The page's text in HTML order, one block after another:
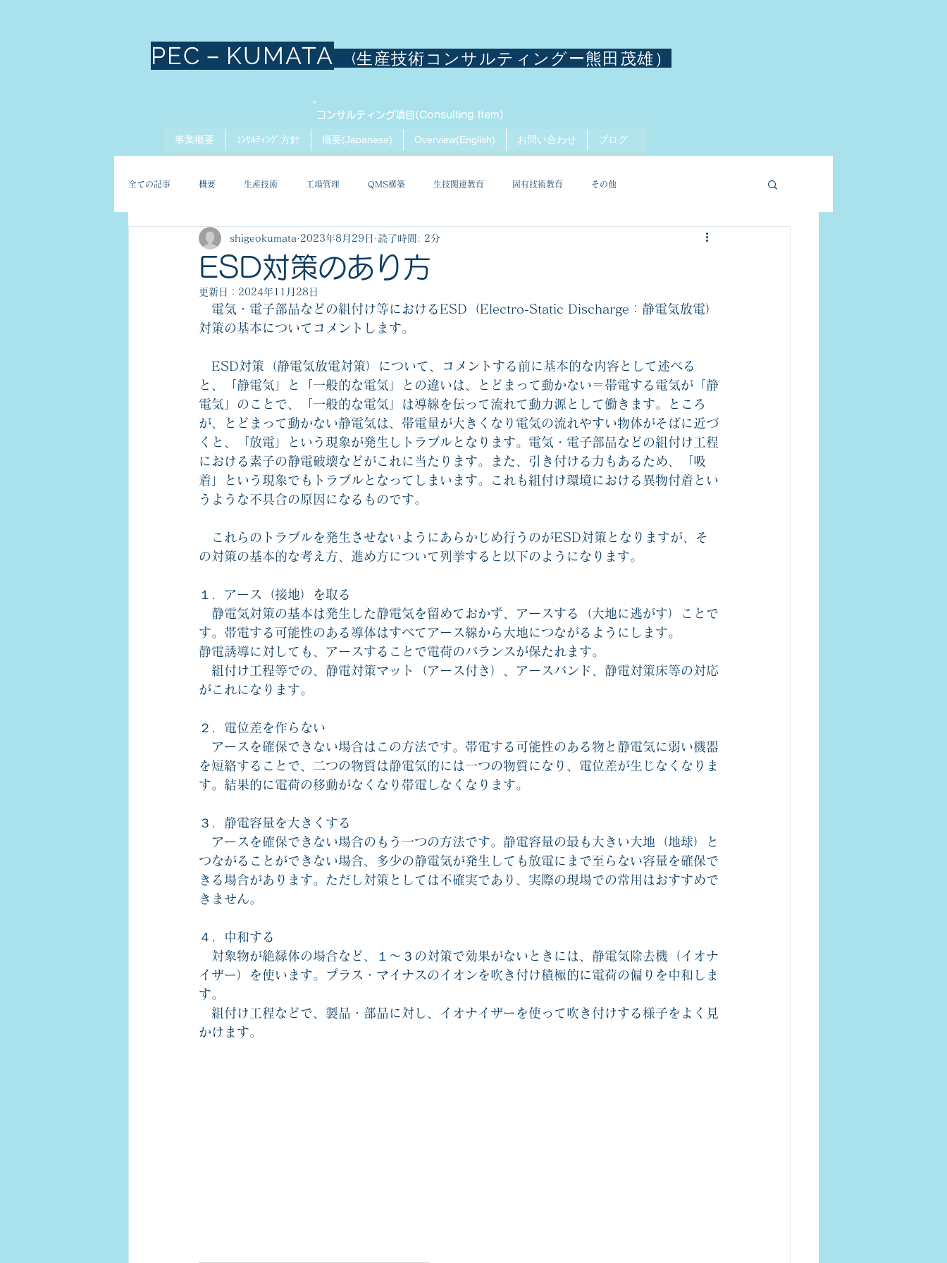
PEC－KUMATA (生産技術コンサルティングー熊田茂雄）
コンサルティング項目(Consulting Item)
事業概要 ｺﾝｻﾙﾃｨﾝｸﾞ方針 概要(Japanese) Overview(English) お問い合わせ ブログ
全ての記事 概要 生産技術 工場管理 QMS構築 生技関連教育 固有技術教育 その他
ESD対策のあり方
shigeokumata 2023年8月29日 読了時間: 2分
更新日： 2024年11月28日
電気・電子部品などの組付け等における ESD（Electro-Static Discharge：静電気放電）
対策の基本についてコメントします。
ESD対策（静電気放電対策）について、コメントする前に基本的な内容として述べる
と、「静電気」と「一般的な電気」との違いは、とどまって動かない＝帯電する電気が「静
電気」のことで、「一般的な電気」は導線を伝って流れて動力源として働きます。ところ
が、とどまって動かない静電気は、帯電量が大きくなり電気の流れやすい物体がそばに近づ
くと、「放電」という現象が発生しトラブルとなります。 電気・電子部品などの組付け工程
における素子の静電破壊などがこれに当たります。
また、引き付ける力もあるため、「吸
着」という現象でもトラブルとなってしまいます。これも組付け環境における異物付着とい
うような不具合の原因になるものです。
これらのトラブルを発生させないようにあらかじめ行うのがESD対策となりますが、そ
の対策の基本的な考え方、進め方について列挙すると以下のようになります。
１．アース（接地）を取る
静電気対策の基本は発生した静電気を留めておかず、アースする（大地に逃がす）ことで
す。帯電する可能性のある導体はすべてアース線から大地につながるようにします。
静電誘導に対しても、アースすることで電荷のバランスが保たれます。
組付け工程等での、静電対策マット（アース付き）、アースバンド、静電対策床等の対応
がこれになります。
２．電位差を作らない
アースを確保できない場合はこの方法です。帯電する可能性のある物と静電気に弱い機器
を短絡することで、二つの物質は静電気的には一つの物質になり、電位差が生じなくなりま
す。結果的に電荷の移動がなくなり帯電しなくなります。
３．静電容量を大きくする
アースを確保できない場合のもう一つの方法です。静電容量の最も大きい大地（地球）と
つながることができない場合、多少の静電気が発生しても放電にまで至らない容量を確保で
きる場合があります。ただし対策としては不確実であり、実際の現場での常用はおすすめで
きません。
４．中和する
対象物が絶縁体の場合など、１～３の対策で効果がないときには、静電気除去機（イオナ
イザー）を使います。プラス・マイナスのイオンを吹き付け積極的に電荷の偏りを中和しま
す。
組付け工程などで、製品・部品に対し、 イオナイザーを使って吹き付けする様子をよく見
かけます。